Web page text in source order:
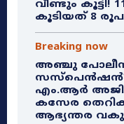
വീണ്ടും കൂട്ടി!
കൂടിയത് 8
Breaking now
അഞ്ചു
സസ്‌പെൻഷൻ?
എം.ആർ
കസേര
ആഭ്യന്തര